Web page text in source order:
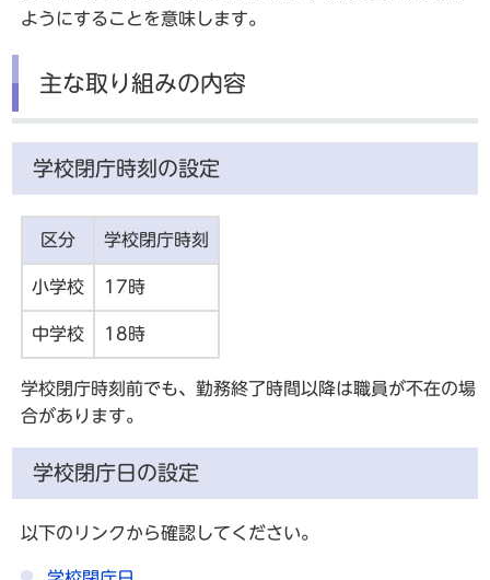
ようにすることを意味します。
主な取り組みの内容
学校閉庁時刻の設定
区分 学校閉庁時刻
小学校 17時
中学校 18時
学校閉庁時刻前でも、勤務終了時間以降は職員が不在の場
合があります。
学校閉庁日の設定
以下のリンクから確認してください。